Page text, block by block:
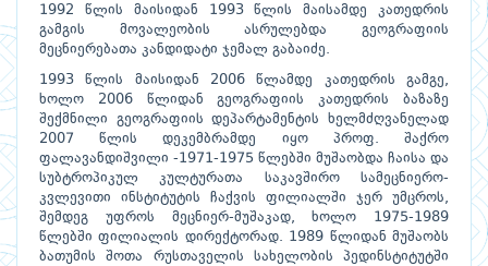
1992 წლის მაისიდან 1993 წლის მაისამდე კათედრის
გამგის მოვალეობის ასრულებდა გეოგრაფიის
მეცნიერებათა კანდიდატი ჯემალ გაბაიძე.
1993 წლის მაისიდან 2006 წლამდე კათედრის გამგე,
ხოლო 2006 წლიდან გეოგრაფიის კათედრის ბაზაზე
შექმნილი გეოგრაფიის დეპარტამენტის ხელმძღვანელად
2007 წლის დეკემბრამდე იყო პროფ. შაქრო
ფალავანდიშვილი -1971-1975 წლებში მუშაობდა ჩაისა და
სუბტროპიკულ კულტურათა საკავშირო სამეცნიერო-
კვლევითი ინსტიტუტის ჩაქვის ფილიალში ჯერ უმცროს,
შემდეგ უფროს მეცნიერ-მუშაკად, ხოლო 1975-1989
წლებში ფილიალის დირექტორად. 1989 წლიდან მუშაობს
ბათუმის შოთა რუსთაველის სახელობის პედინსტიტუტში